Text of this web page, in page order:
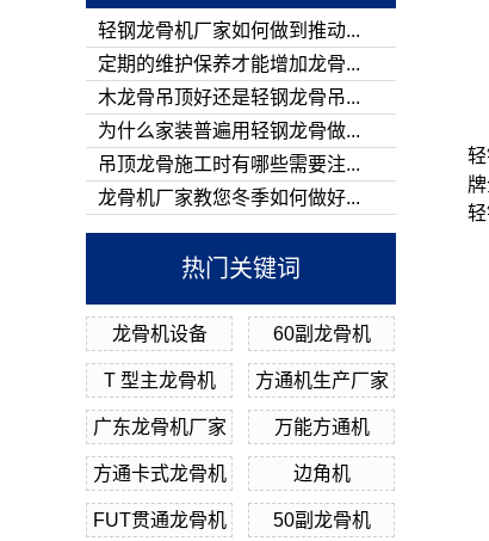
轻钢龙骨机厂家如何做到推动...
定期的维护保养才能增加龙骨...
木龙骨吊顶好还是轻钢龙骨吊...
为什么家装普遍用轻钢龙骨做...
吊顶龙骨施工时有哪些需要注...
龙骨机厂家教您冬季如何做好...
热门关键词
龙骨机设备 60副龙骨机
T 型主龙骨机 方通机生产厂家
广东龙骨机厂家 万能方通机
方通卡式龙骨机 边角机
FUT贯通龙骨机 50副龙骨机